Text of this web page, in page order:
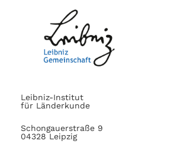
Leibniz-Institut
für Länderkunde
Schongauerstraße 9
04328 Leipzig